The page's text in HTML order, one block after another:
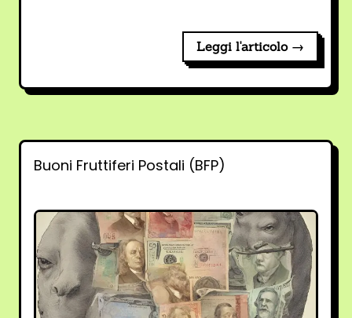
Leggi l'articolo →
Buoni Fruttiferi Postali (BFP)